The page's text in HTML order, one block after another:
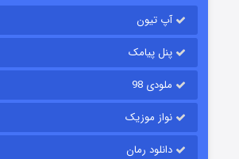
آپ تیون
پنل پیامک
ملودی 98
نواز موزیک
دانلود رمان